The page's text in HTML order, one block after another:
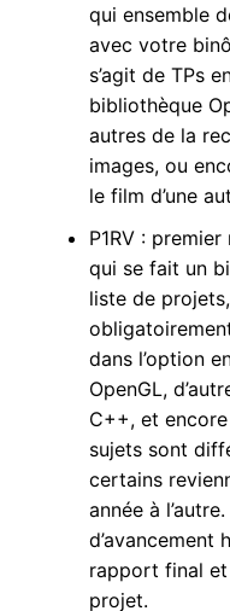
qui ensemble
avec votre
s’agit de TPs
bibliothèque
autres de la
images, ou
le film d’une
P1RV :
qui se fait un
liste de
dans l’option
OpenGL,
C++, et
sujets sont
certains
année à
d’avancement
rapport final
projet.